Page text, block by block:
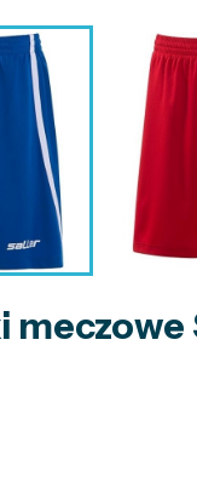
meczowe